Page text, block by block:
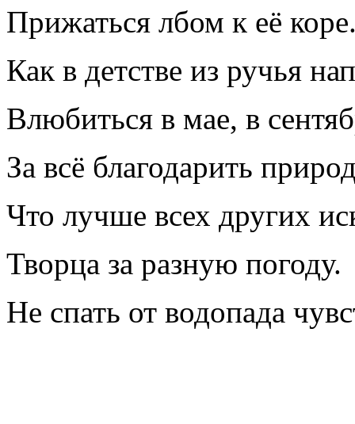
Прижаться лбом к её
Как в детстве из ручья
Влюбиться в мае, в
За всё благодарить
Что лучше всех других
Творца за разную погоду.
Не спать от водопада